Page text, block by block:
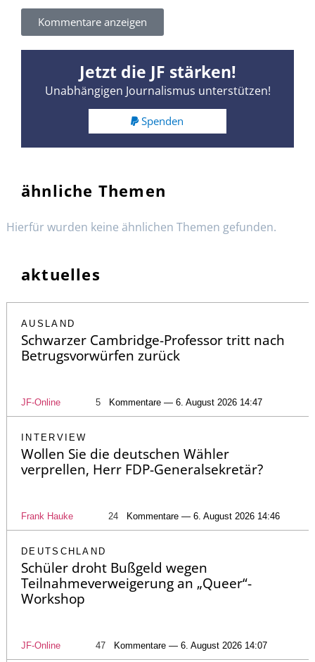
Kommentare anzeigen
Jetzt die JF stärken!
Unabhängigen Journalismus unterstützen!
Spenden
ähnliche Themen
Hierfür wurden keine ähnlichen Themen gefunden.
aktuelles
AUSLAND
Schwarzer Cambridge-Professor tritt nach
Betrugsvorwürfen zurück
JF-Online 5 Kommentare — 6. August 2026 14:47
INTERVIEW
Wollen Sie die deutschen Wähler
verprellen, Herr FDP-Generalsekretär?
Frank Hauke 24 Kommentare — 6. August 2026 14:46
DEUTSCHLAND
Schüler droht Bußgeld wegen
Teilnahmeverweigerung an „Queer“-
Workshop
JF-Online 47 Kommentare — 6. August 2026 14:07